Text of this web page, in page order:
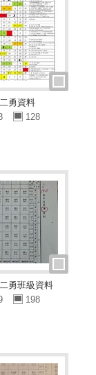
勇資料
128
勇班級資料
198